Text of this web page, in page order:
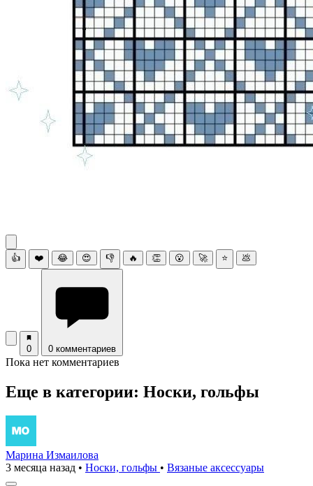
👍 ❤️ 😂 😍 👎 🔥 👏 😮 🚀 ⭐ 💩
0 0 комментариев
Пока нет комментариев
Еще в категории: Носки, гольфы
Марина Измаилова
3 месяца назад • Носки, гольфы • Вязаные аксесcуары